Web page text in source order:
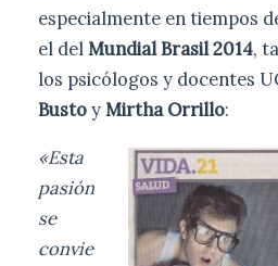
especialmente en tiempos
el delMundial Brasil 2014,
los psicólogos y docentes
BustoyMirtha Orrillo:
«Esta
pasión
se
convie